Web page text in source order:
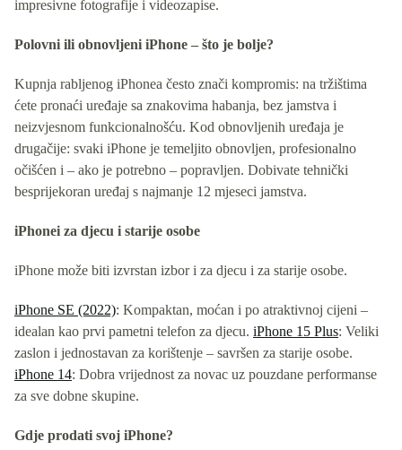
impresivne fotografije i videozapise.
Polovni ili obnovljeni iPhone – što je bolje?
Kupnja rabljenog iPhonea često znači kompromis: na tržištima
ćete pronaći uređaje sa znakovima habanja, bez jamstva i
neizvjesnom funkcionalnošću. Kod obnovljenih uređaja je
drugačije: svaki iPhone je temeljito obnovljen, profesionalno
očišćen i – ako je potrebno – popravljen. Dobivate tehnički
besprijekoran uređaj s najmanje 12 mjeseci jamstva.
iPhonei za djecu i starije osobe
iPhone može biti izvrstan izbor i za djecu i za starije osobe.
iPhone SE (2022): Kompaktan, moćan i po atraktivnoj cijeni –
idealan kao prvi pametni telefon za djecu. iPhone 15 Plus: Veliki
zaslon i jednostavan za korištenje – savršen za starije osobe.
iPhone 14: Dobra vrijednost za novac uz pouzdane performanse
za sve dobne skupine.
Gdje prodati svoj iPhone?